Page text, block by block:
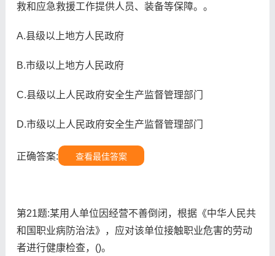
救和应急救援工作提供人员、装备等保障。。
A.县级以上地方人民政府
B.市级以上地方人民政府
C.县级以上人民政府安全生产监督管理部门
D.市级以上人民政府安全生产监督管理部门
正确答案: 查看最佳答案
第21题:某用人单位因经营不善倒闭，根据《中华人民共
和国职业病防治法》，应对该单位接触职业危害的劳动
者进行健康检查，()。